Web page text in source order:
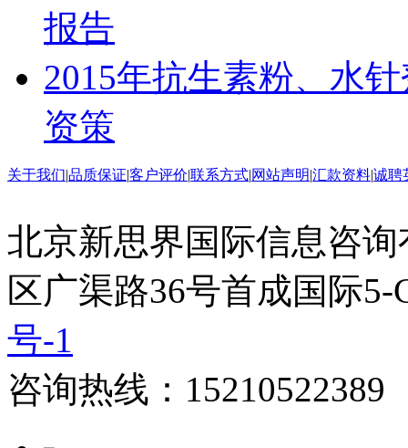
报告
2015年抗生素粉、水
资策
关于我们|品质保证|客户评价|联系方式|网站声明|汇款资料|诚聘
北京新思界国际信息咨
区广渠路36号首成国际
号-1
咨询热线：